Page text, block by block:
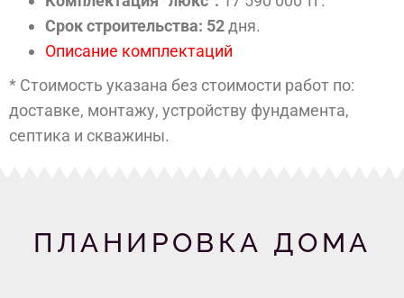
Срок строительства: 52дня.
Описание комплектаций
* Стоимость указана без стоимости работ по:
доставке, монтажу, устройству фундамента,
септика и скважины.
ПЛАНИРОВКА ДОМА